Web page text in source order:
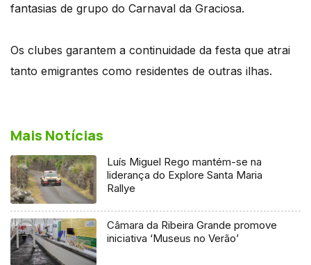
fantasias de grupo do Carnaval da Graciosa.
Os clubes garantem a continuidade da festa que atrai
tanto emigrantes como residentes de outras ilhas.
Mais Notícias
Luís Miguel Rego mantém-se na
liderança do Explore Santa Maria
Rallye
Câmara da Ribeira Grande promove
iniciativa ‘Museus no Verão’